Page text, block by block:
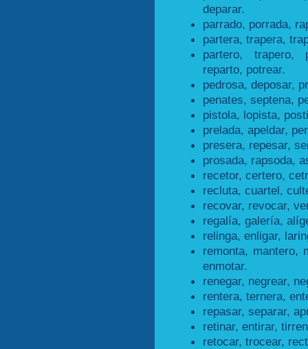
deparar.
parrado, porrada,
partera, trapera,
partero, trapero,
reparto, potrear.
pedrosa, deposar,
penates, septena,
pistola, lopista,
prelada, apeldar,
presera, repesar,
prosada, rapsoda,
recetor, certero,
recluta, cuartel,
recovar, revocar,
regalía, galería,
relinga, enligar,
remonta, mantero,
enmotar.
renegar, negrear,
rentera, ternera,
repasar, separar,
retinar, entirar,
retocar, trocear,